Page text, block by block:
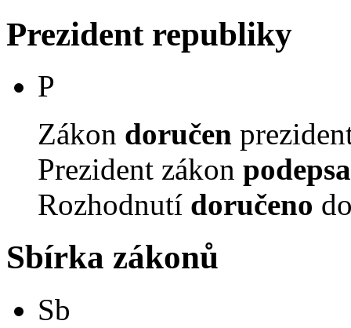
Prezident republiky
P
Zákon doručen
Prezident zákon
Rozhodnutí doručeno
Sbírka zákonů
Sb